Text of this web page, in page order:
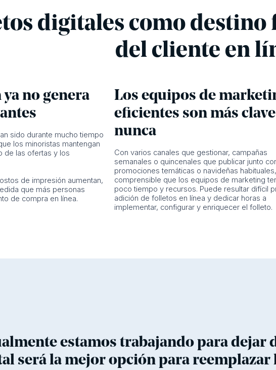
digitales como
del cliente en
no genera
sido durante mucho tiempo
los minoristas mantengan
de las ofertas y los
de impresión aumentan,
que más personas
de compra en línea.
Los equipos de
eficientes son más
nunca
Con varios canales que gestionar, campañas
semanales o quincenales que publicar junto
promociones temáticas o navideñas
comprensible que los equipos de marketing
poco tiempo y recursos. Puede resultar difícil
adición de folletos en línea y dedicar horas a
implementar, configurar y enriquecer el folleto.
estamos trabajando para dejar
será la mejor opción para reemplazar